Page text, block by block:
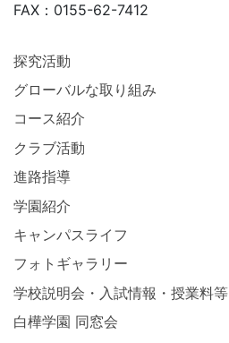
FAX：0155-62-7412
探究活動
グローバルな取り組み
コース紹介
クラブ活動
進路指導
学園紹介
キャンパスライフ
フォトギャラリー
学校説明会・入試情報・授業料等
白樺学園 同窓会